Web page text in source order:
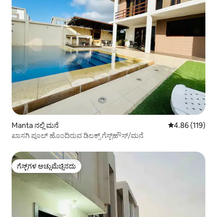
Manta ನಲ್ಲಿ ಮನೆ 5 ರಲ್ಲಿ 4.86
4.86 (119)
ಖಾಸಗಿ ಪೂಲ್ ಹೊಂದಿರುವ ಡಿಲಕ್ಸ್ ಗೆಸ್ಟ್‌ಹೌಸ್/ಮನೆ
ಗೆಸ್ಟ್‌ಗಳ ಅಚ್ಚುಮೆಚ್ಚಿನದು
ಗೆಸ್ಟ್‌ಗಳ ಅಚ್ಚುಮೆಚ್ಚಿನದು